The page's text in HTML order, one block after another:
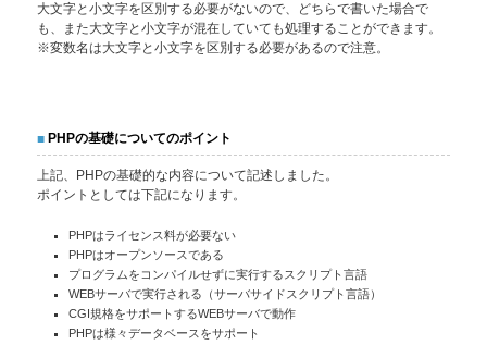
大文字と小文字を区別する必要がないので、どちらで書いた場合で
も、また大文字と小文字が混在していても処理することができます。
※変数名は大文字と小文字を区別する必要があるので注意。
PHPの基礎についてのポイント
上記、PHPの基礎的な内容について記述しました。
ポイントとしては下記になります。
PHPはライセンス料が必要ない
PHPはオープンソースである
プログラムをコンパイルせずに実行するスクリプト言語
WEBサーバで実行される（サーバサイドスクリプト言語）
CGI規格をサポートするWEBサーバで動作
PHPは様々データベースをサポート